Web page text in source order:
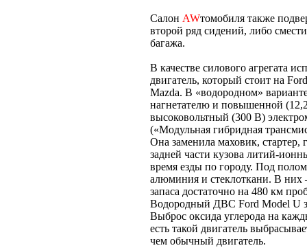
Салон AWтомобиля также
второй ряд сидений, либо
багажа.
В качестве силового агрегата
двигатель, который стоит на
Mazda. В «водородном»
нагнетателю и повышенной
высоковольтный (300 В)
(«Модульная гибридная
Она заменила маховик, стартер,
задней части кузова литий-
время езды по городу. Под
алюминия и стеклоткани. В них
запаса достаточно на 480 км
Водородный ДВС Ford Model U
Выброс оксида углерода на
есть такой двигатель
чем обычный двигатель.